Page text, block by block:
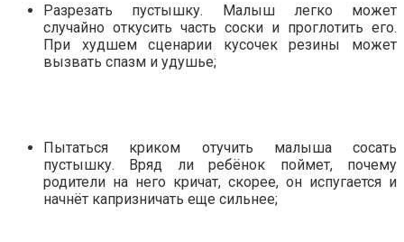
Разрезать пустышку. Малыш легко может
случайно откусить часть соски и проглотить его.
При худшем сценарии кусочек резины может
вызвать спазм и удушье;
Пытаться криком отучить малыша сосать
пустышку. Вряд ли ребёнок поймет, почему
родители на него кричат, скорее, он испугается и
начнёт капризничать еще сильнее;